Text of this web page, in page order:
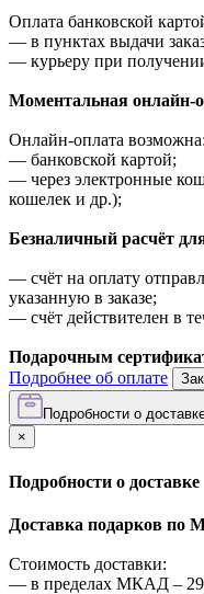
Оплата банковской
— в пунктах выдачи
— курьеру при
Моментальная онлайн-
Онлайн-оплата возможна:
— банковской картой;
— через электронные
кошелек и др.);
Безналичный расчёт
— счёт на оплату
указанную в заказе;
— счёт действителен в
Подарочным
Подробнее об оплате
Подробности о
×
Подробности о доставке
Доставка подарков по
Стоимость доставки:
— в пределах МКАД –